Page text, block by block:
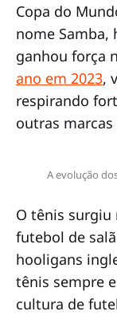
Copa do
nome Samba,
ganhou força
ano em 2023,
respirando
outras
A evolução
O tênis surgiu
futebol de
hooligans
tênis sempre
cultura de